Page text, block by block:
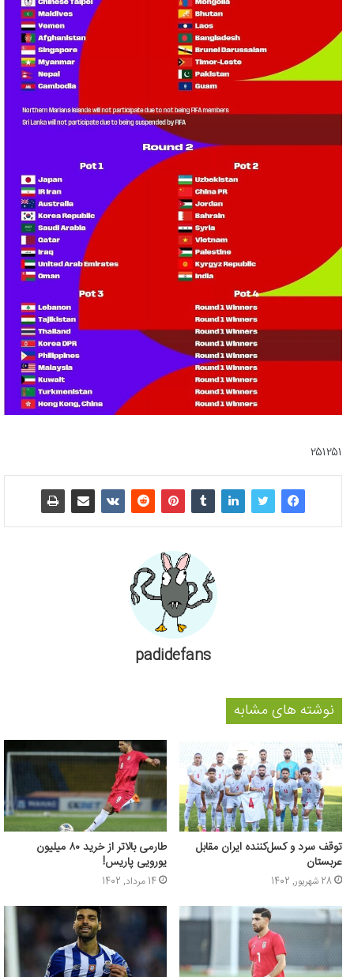
۲۵۱۲۵۱
padidefans
نوشته های مشابه
توقف سرد و کسل‌کننده ایران مقابل
عربستان
28 شهریور, 1402
طارمی بالاتر از خرید ۸۰ میلیون
یورویی پاریس!
14 مرداد, 1402